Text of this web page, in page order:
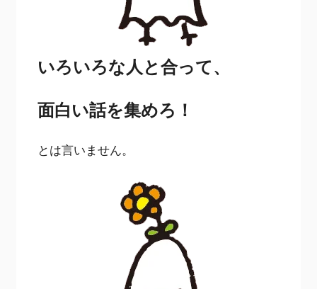
いろいろな人と合って、
面白い話を集めろ！
とは言いません。